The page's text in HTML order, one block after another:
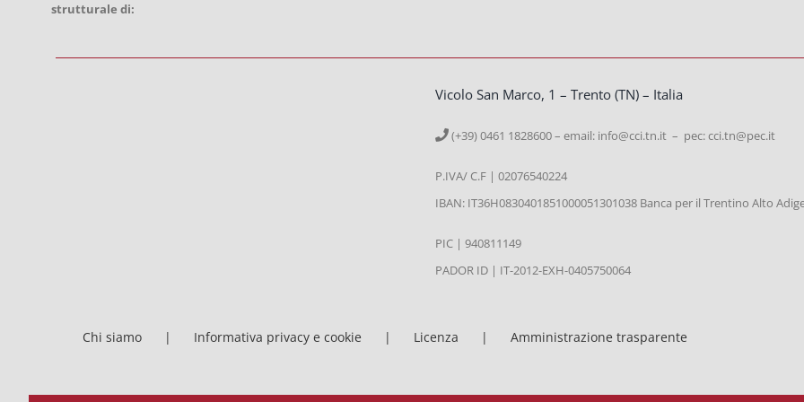
strutturale di:
Vicolo San Marco, 1 – Trento (TN) – Italia
(+39) 0461 1828600 – email: info@cci.tn.it – pec: cci.tn@pec.it
P.IVA/ C.F | 02076540224
IBAN: IT36H0830401851000051301038 Banca per il Trentino Alto
PIC | 940811149
PADOR ID | IT-2012-EXH-0405750064
Chi siamo Informativa privacy e cookie Licenza Amministrazione trasparente